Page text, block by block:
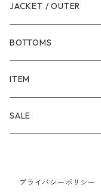
JACKET / OUTER
BOTTOMS
SHORTS
PANTS
ITEM
SALE
PANTS
プライバシーポリシー